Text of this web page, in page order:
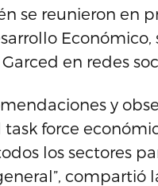
se reunieron en
en redes
y
force
los sectores
compartió